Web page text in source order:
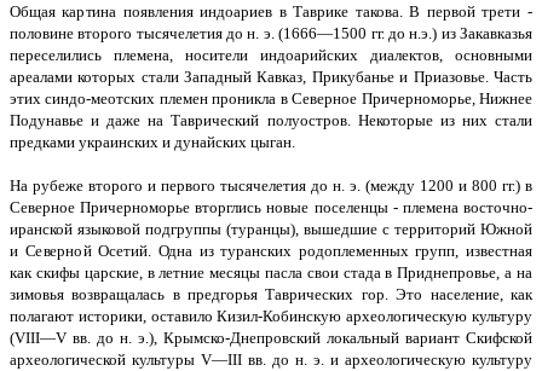
Общая картина появления индоариев в Таврике такова. В первой трети -
половине второго тысячелетия до н. э. (1666—1500 гг. до н.э.) из Закавказья
переселились племена, носители индоарийских диалектов, основными
ареалами которых стали Западный Кавказ, Прикубанье и Приазовье. Часть
этих синдо-меотских племен проникла в Северное Причерноморье, Нижнее
Подунавье и даже на Таврический полуостров. Некоторые из них стали
предками украинских и дунайских цыган.
На рубеже второго и первого тысячелетия до н. э. (между 1200 и 800 гг.) в
Северное Причерноморье вторглись новые поселенцы - племена восточно-
иранской языковой подгруппы (туранцы), вышедшие с территорий Южной
и Северной Осетий. Одна из туранских родоплеменных групп, известная
как скифы царские, в летние месяцы пасла свои стада в Приднепровье, а на
зимовья возвращалась в предгорья Таврических гор. Это население, как
полагают историки, оставило Кизил-Кобинскую археологическую культуру
(VIII—V вв. до н. э.), Крымско-Днепровский локальный вариант Скифской
археологической культуры V—III вв. до н. э. и археологическую культуру